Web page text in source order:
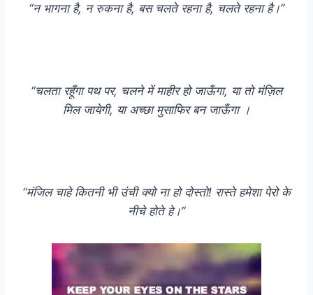
“न भागना है, न रुकना है, बस चलते रहना है, चलते रहना है।”
“चलता रहूँगा पथ पर, चलने में माहीर हो जाऊँगा, या तो मंज़िल
मिल जायेगी, या अच्छा मुसाफिर बन जाऊँगा ।
“मंजिल चाहे कितनी भी उंची क्यो ना हो दोस्तो! रास्ते हमेशा पेरो के
नीचे होते हे।”